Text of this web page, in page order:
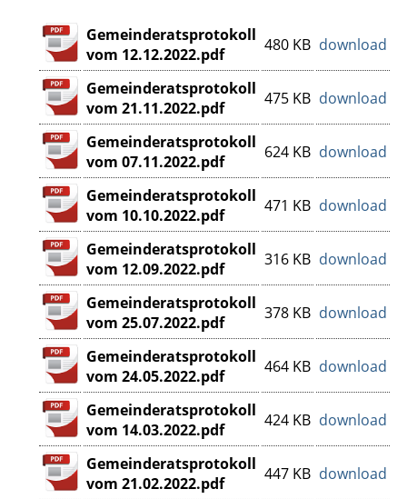
Gemeinderatsprotokoll
vom 12.12.2022.pdf
480 KB download
Gemeinderatsprotokoll
vom 21.11.2022.pdf
475 KB download
Gemeinderatsprotokoll
vom 07.11.2022.pdf
624 KB download
Gemeinderatsprotokoll
vom 10.10.2022.pdf
471 KB download
Gemeinderatsprotokoll
vom 12.09.2022.pdf
316 KB download
Gemeinderatsprotokoll
vom 25.07.2022.pdf
378 KB download
Gemeinderatsprotokoll
vom 24.05.2022.pdf
464 KB download
Gemeinderatsprotokoll
vom 14.03.2022.pdf
424 KB download
Gemeinderatsprotokoll
vom 21.02.2022.pdf
447 KB download